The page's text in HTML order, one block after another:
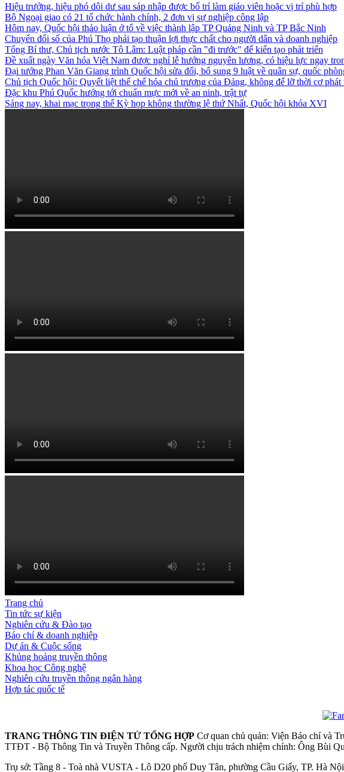
Hiệu trưởng, hiệu phó dôi dư sau sáp nhập được bố trí làm giáo viên hoặc vị trí phù hợp
Bộ Ngoại giao có 21 tổ chức hành chính, 2 đơn vị sự nghiệp công lập
Hôm nay, Quốc hội thảo luận ở tổ về việc thành lập TP Quảng Ninh và TP Bắc Ninh
Chuyển đổi số của Phú Thọ phải tạo thuận lợi thực chất cho người dân và doanh nghiệp
Tổng Bí thư, Chủ tịch nước Tô Lâm: Luật pháp cần "đi trước" để kiến tạo phát triển
Đề xuất ngày Văn hóa Việt Nam được nghỉ lễ hưởng nguyên lương, có hiệu lực ngay
Đại tướng Phan Văn Giang trình Quốc hội sửa đổi, bổ sung 9 luật về quân sự, quốc
Chủ tịch Quốc hội: Quyết liệt thể chế hóa chủ trương của Đảng, không để lỡ thời cơ phát
Đặc khu Phú Quốc hướng tới chuẩn mực mới về an ninh, trật tự
Sáng nay, khai mạc trọng thể Kỳ họp không thường lệ thứ Nhất, Quốc hội khóa XVI
Trang chủ
Tin tức sự kiện
Nghiên cứu & Đào tạo
Báo chí & doanh nghiệp
Dự án & Cuộc sống
Khủng hoảng truyền thông
Khoa học Công nghệ
Nghiên cứu truyền thông ngân hàng
Hợp tác quốc tế
TRANG THÔNG TIN ĐIỆN TỬ TỔNG HỢP Cơ quan chủ quản: Viện Báo chí và
TTĐT - Bộ Thông Tin và Truyền Thông cấp. Người chịu trách nhiệm chính: Ông Bùi
Trụ sở: Tầng 8 - Toà nhà VUSTA - Lô D20 phố Duy Tân, phường Cầu Giấy, TP. Hà